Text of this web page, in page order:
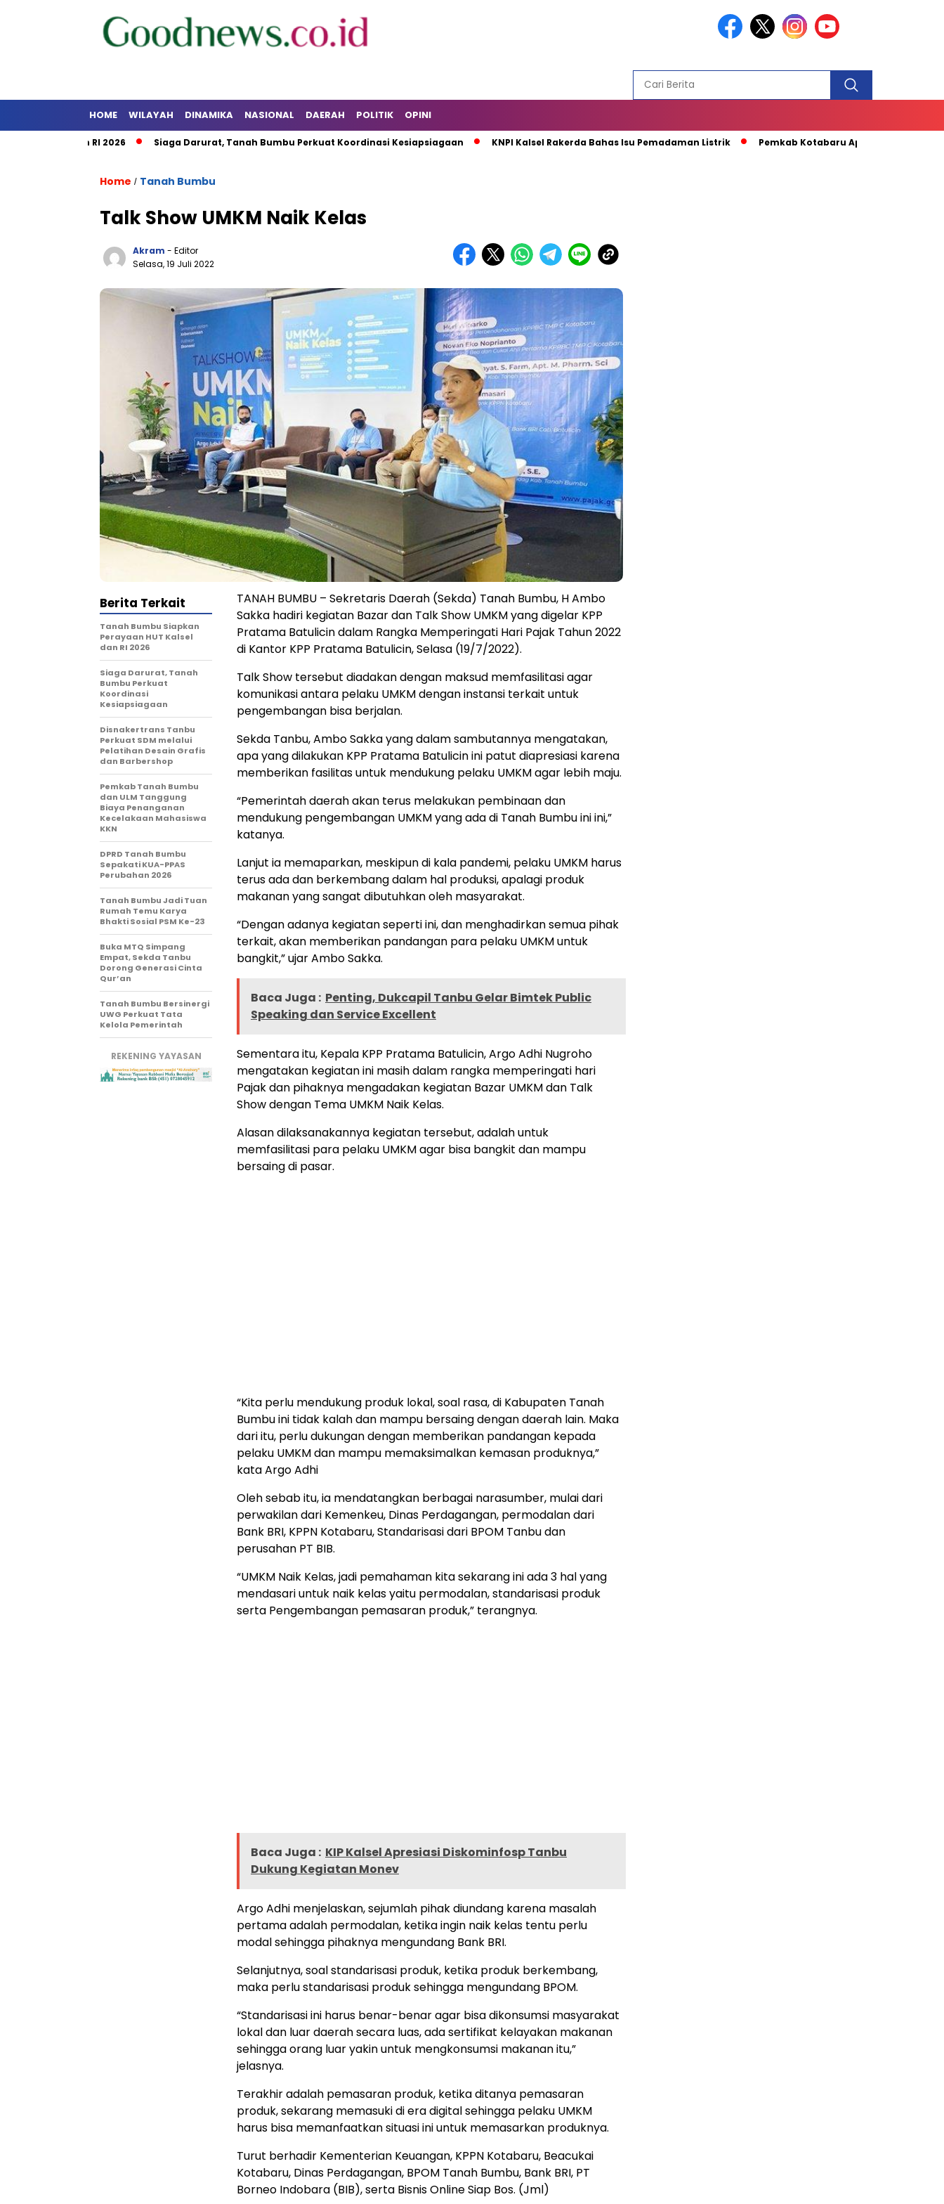
HOME WILAYAH DINAMIKA NASIONAL DAERAH POLITIK OPINI
Siaga Darurat, Tanah Bumbu Perkuat Koordinasi Kesiapsiagaan KNPI Kalsel Rakerda Bahas Isu Pemadaman Listrik Pemkab Kotabaru Apresiasi Kunjungan Kapal
Home / Tanah Bumbu
Talk Show UMKM Naik Kelas
Akram - Editor
Selasa, 19 Juli 2022
TANAH BUMBU – Sekretaris Daerah (Sekda) Tanah Bumbu, H Ambo
Sakka hadiri kegiatan Bazar dan Talk Show UMKM yang digelar KPP
Pratama Batulicin dalam Rangka Memperingati Hari Pajak Tahun 2022
di Kantor KPP Pratama Batulicin, Selasa (19/7/2022).
Talk Show tersebut diadakan dengan maksud memfasilitasi agar
komunikasi antara pelaku UMKM dengan instansi terkait untuk
pengembangan bisa berjalan.
Sekda Tanbu, Ambo Sakka yang dalam sambutannya mengatakan,
apa yang dilakukan KPP Pratama Batulicin ini patut diapresiasi karena
memberikan fasilitas untuk mendukung pelaku UMKM agar lebih maju.
“Pemerintah daerah akan terus melakukan pembinaan dan
mendukung pengembangan UMKM yang ada di Tanah Bumbu ini ini,”
katanya.
Lanjut ia memaparkan, meskipun di kala pandemi, pelaku UMKM harus
terus ada dan berkembang dalam hal produksi, apalagi produk
makanan yang sangat dibutuhkan oleh masyarakat.
“Dengan adanya kegiatan seperti ini, dan menghadirkan semua pihak
terkait, akan memberikan pandangan para pelaku UMKM untuk
bangkit,” ujar Ambo Sakka.
Baca Juga : Penting, Dukcapil Tanbu Gelar Bimtek Public
Speaking dan Service Excellent
Sementara itu, Kepala KPP Pratama Batulicin, Argo Adhi Nugroho
mengatakan kegiatan ini masih dalam rangka memperingati hari
Pajak dan pihaknya mengadakan kegiatan Bazar UMKM dan Talk
Show dengan Tema UMKM Naik Kelas.
Alasan dilaksanakannya kegiatan tersebut, adalah untuk
memfasilitasi para pelaku UMKM agar bisa bangkit dan mampu
bersaing di pasar.
“Kita perlu mendukung produk lokal, soal rasa, di Kabupaten Tanah
Bumbu ini tidak kalah dan mampu bersaing dengan daerah lain. Maka
dari itu, perlu dukungan dengan memberikan pandangan kepada
pelaku UMKM dan mampu memaksimalkan kemasan produknya,”
kata Argo Adhi
Oleh sebab itu, ia mendatangkan berbagai narasumber, mulai dari
perwakilan dari Kemenkeu, Dinas Perdagangan, permodalan dari
Bank BRI, KPPN Kotabaru, Standarisasi dari BPOM Tanbu dan
perusahan PT BIB.
“UMKM Naik Kelas, jadi pemahaman kita sekarang ini ada 3 hal yang
mendasari untuk naik kelas yaitu permodalan, standarisasi produk
serta Pengembangan pemasaran produk,” terangnya.
Baca Juga : KIP Kalsel Apresiasi Diskominfosp Tanbu
Dukung Kegiatan Monev
Argo Adhi menjelaskan, sejumlah pihak diundang karena masalah
pertama adalah permodalan, ketika ingin naik kelas tentu perlu
modal sehingga pihaknya mengundang Bank BRI.
Selanjutnya, soal standarisasi produk, ketika produk berkembang,
maka perlu standarisasi produk sehingga mengundang BPOM.
“Standarisasi ini harus benar-benar agar bisa dikonsumsi masyarakat
lokal dan luar daerah secara luas, ada sertifikat kelayakan makanan
sehingga orang luar yakin untuk mengkonsumsi makanan itu,”
jelasnya.
Terakhir adalah pemasaran produk, ketika ditanya pemasaran
produk, sekarang memasuki di era digital sehingga pelaku UMKM
harus bisa memanfaatkan situasi ini untuk memasarkan produknya.
Turut berhadir Kementerian Keuangan, KPPN Kotabaru, Beacukai
Kotabaru, Dinas Perdagangan, BPOM Tanah Bumbu, Bank BRI, PT
Borneo Indobara (BIB), serta Bisnis Online Siap Bos. (Jml)
Berita Terkait
Tanah Bumbu Siapkan
Perayaan HUT Kalsel
dan RI 2026
Siaga Darurat, Tanah
Bumbu Perkuat
Koordinasi
Kesiapsiagaan
Disnakertrans Tanbu
Perkuat SDM melalui
Pelatihan Desain Grafis
dan Barbershop
Pemkab Tanah Bumbu
dan ULM Tanggung
Biaya Penanganan
Kecelakaan Mahasiswa
KKN
DPRD Tanah Bumbu
Sepakati KUA-PPAS
Perubahan 2026
Tanah Bumbu Jadi Tuan
Rumah Temu Karya
Bhakti Sosial PSM Ke-23
Buka MTQ Simpang
Empat, Sekda Tanbu
Dorong Generasi Cinta
Qur’an
Tanah Bumbu Bersinergi
UWG Perkuat Tata
Kelola Pemerintah
REKENING YAYASAN